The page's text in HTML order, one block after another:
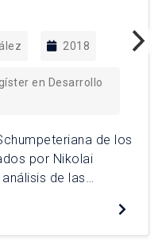
2018
en Desarrollo
de los
por Nikolai
de las
y se
en